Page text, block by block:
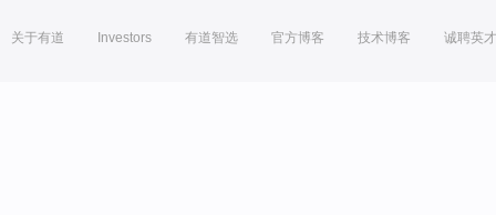
关于有道 Investors 有道智选 官方博客 技术博客 诚聘英才